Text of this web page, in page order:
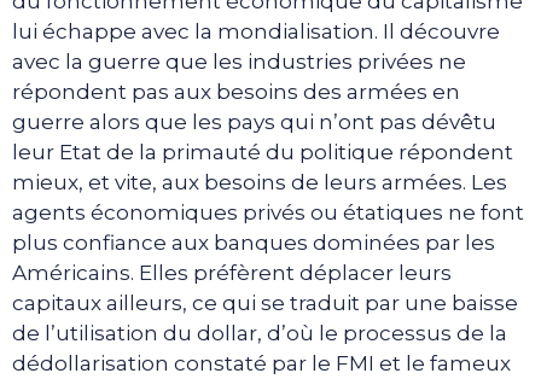
lui échappe avec la mondialisation. Il découvre
avec la guerre que les industries privées ne
répondent pas aux besoins des armées en
guerre alors que les pays qui n’ont pas dévêtu
leur Etat de la primauté du politique répondent
mieux, et vite, aux besoins de leurs armées. Les
agents économiques privés ou étatiques ne font
plus confiance aux banques dominées par les
Américains. Elles préfèrent déplacer leurs
capitaux ailleurs, ce qui se traduit par une baisse
de l’utilisation du dollar, d’où le processus de la
dédollarisation constaté par le FMI et le fameux